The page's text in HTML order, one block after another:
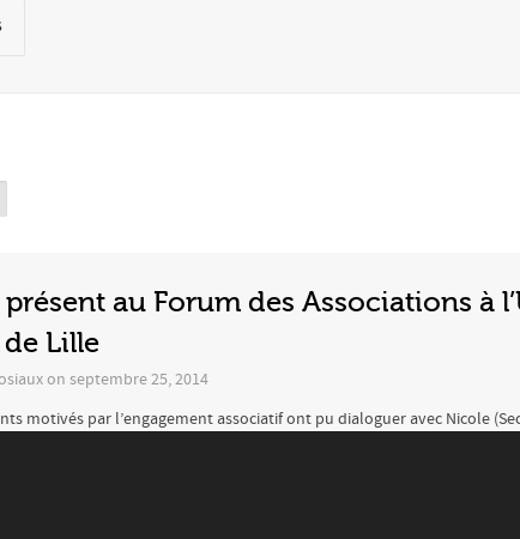
présent au Forum des Associations à
Lille
on septembre 25, 2014
motivés par l’engagement associatif ont pu dialoguer avec Nicole